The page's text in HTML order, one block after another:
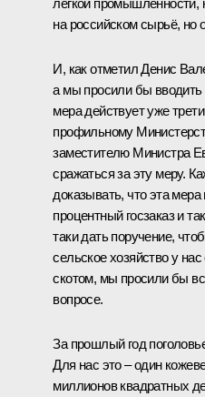
на российском сырьё, но
И, как отметил Денис
а мы просили бы вводить
мера действует уже
профильному
заместителю Министра
сражаться за эту меру.
доказывать, что эта
процентный госзаказ и
таки дать поручение,
сельское хозяйство у
скотом, мы просили бы
вопросе.
За прошлый год
Для нас это – один
миллионов квадратных